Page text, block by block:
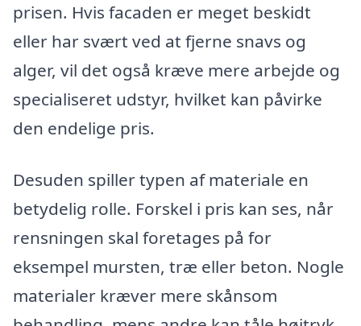
prisen. Hvis facaden er meget beskidt
eller har svært ved at fjerne snavs og
alger, vil det også kræve mere arbejde og
specialiseret udstyr, hvilket kan påvirke
den endelige pris.
Desuden spiller typen af materiale en
betydelig rolle. Forskel i pris kan ses, når
rensningen skal foretages på for
eksempel mursten, træ eller beton. Nogle
materialer kræver mere skånsom